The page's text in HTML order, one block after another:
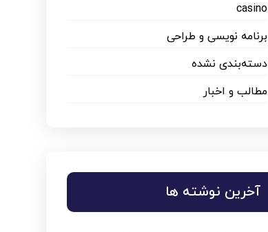
casino
برنامه نویسی و طراحی
دسته‌بندی نشده
مطالب و اخبار
آخرین نوشته ها